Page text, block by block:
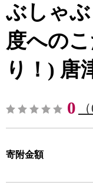
ぶしゃ
度への
り！) 唐
0
寄附金額